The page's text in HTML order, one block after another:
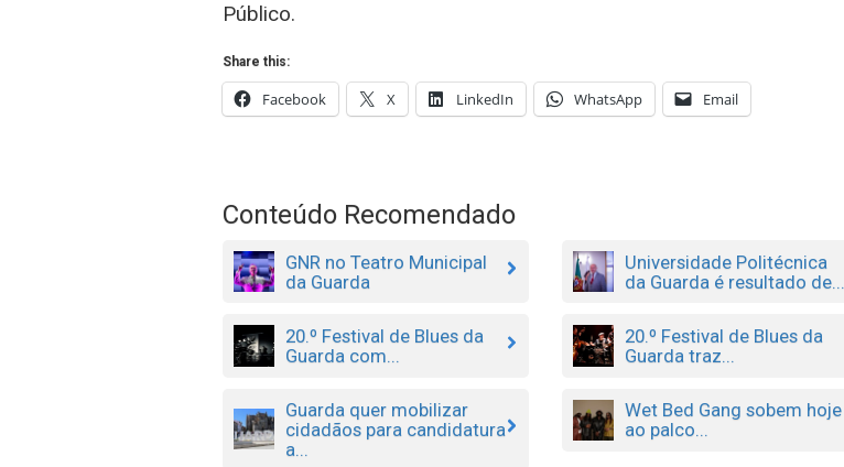
Público.
Share this:
Facebook X LinkedIn WhatsApp Email
Conteúdo Recomendado
GNR no Teatro Municipal
da Guarda
Universidade Politécnica
da Guarda é resultado de...
20.º Festival de Blues da
Guarda com...
20.º Festival de Blues da
Guarda traz...
Guarda quer mobilizar
cidadãos para candidatura
a...
Wet Bed Gang sobem hoje
ao palco...